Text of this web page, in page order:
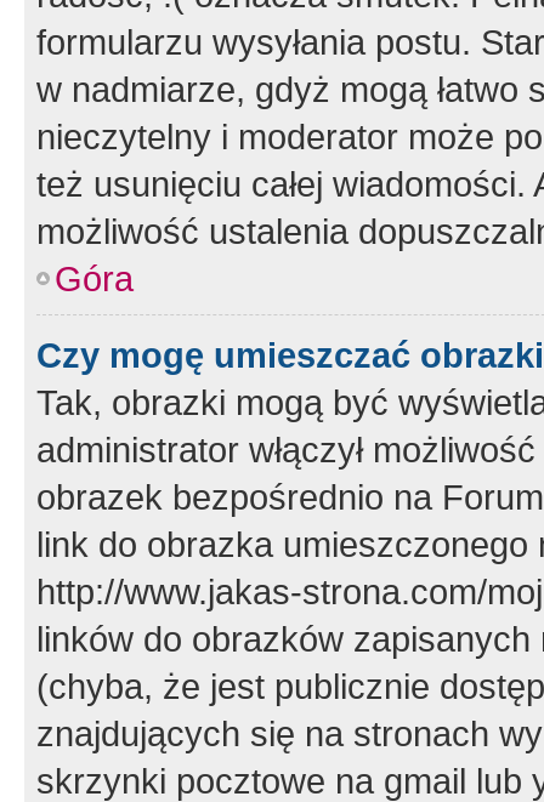
formularzu wysyłania postu.
w nadmiarze, gdyż mogą
nieczytelny i moderator może
też usunięciu całej
możliwość ustalenia
Góra
Czy mogę umieszczać
Tak, obrazki mogą być
administrator włączył
obrazek bezpośrednio na
link do obrazka
http://www.jakas-strona.com/
linków do obrazków
(chyba, że jest publicznie
znajdujących się na stronach
skrzynki pocztowe na gmail lub